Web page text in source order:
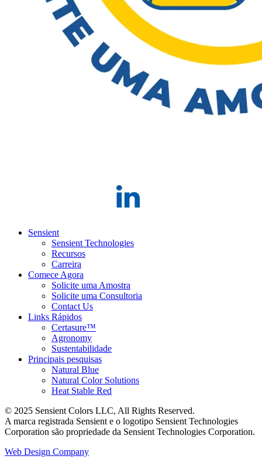
Sensient
Sensient Technologies
Recursos
Carreira
Comece Agora
Solicite uma Amostra
Solicite uma Consultoria
Contact Us
Links Rápidos
Certasure™
Agronomy
Sustentabilidade
Principais pesquisas
Natural Blue
Natural Color Solutions
Heat Stable Red
© 2025 Sensient Colors LLC, All Rights Reserved.
A marca registrada Sensient e o logotipo Sensient Technologies
Corporation são propriedade da Sensient Technologies Corporation.
Web Design Company